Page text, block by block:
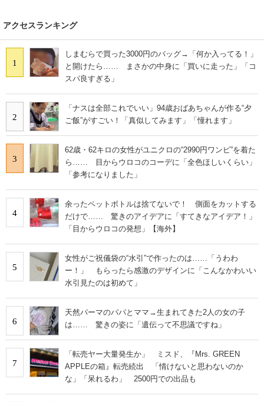
アクセスランキング
1
しまむらで買った3000円のバッグ→「何か入ってる！」
と開けたら…… まさかの中身に「買いに走った」「コ
スパ良すぎる」
2
「ナスは全部これでいい」94歳おばあちゃんが作る“夕
ご飯”がすごい！「真似してみます」「憧れます」
3
62歳・62キロの女性がユニクロの“2990円ワンピ”を着た
ら…… 目からウロコのコーデに「全色ほしいくらい」
「参考になりました」
4
余ったペットボトルは捨てないで！ 側面をカットする
だけで…… 驚きのアイデアに「すてきなアイデア！」
「目からウロコの発想」【海外】
5
女性がご祝儀袋の“水引”で作ったのは……「うわわ
ー！」 もらったら感激のデザインに「こんなかわいい
水引見たのは初めて」
6
天然パーマのパパとママ→生まれてきた2人の女の子
は…… 驚きの姿に「遺伝って不思議ですね」
7
「転売ヤー大量発生か」 ミスド、『Mrs. GREEN
APPLEの箱』転売続出 「情けないと思わないのか
な」「呆れるわ」 2500円での出品も